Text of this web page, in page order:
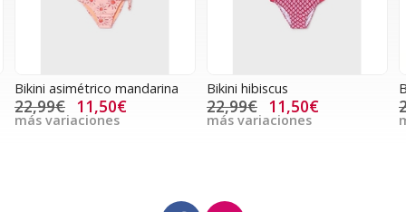
Bikini asimétrico mandarina
22,99€ 11,50€
más variaciones
Bikini hibiscus
22,99€ 11,50€
más variaciones